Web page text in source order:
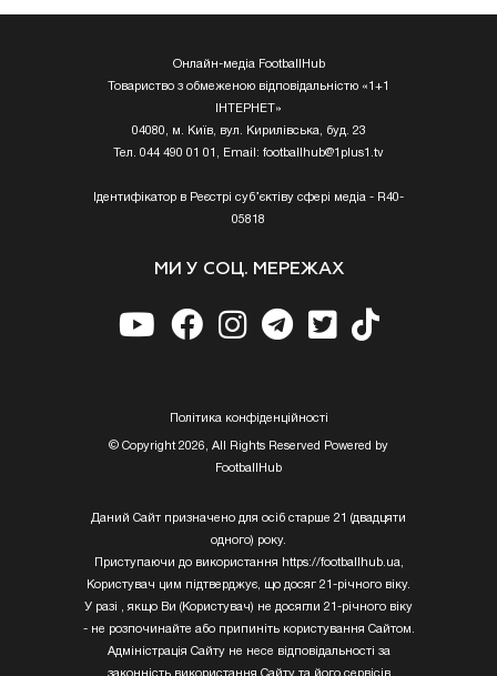
Онлайн-медіа FootballHub
Товариство з обмеженою відповідальністю «1+1
ІНТЕРНЕТ»
04080, м. Київ, вул. Кирилівська, буд. 23
Тел. 044 490 01 01, Email: footballhub@1plus1.tv
Ідентифікатор в Реєстрі суб’єктіву сфері медіа - R40-
05818
МИ У СОЦ. МЕРЕЖАХ
Полiтика конфiденцiйностi
© Copyright 2026, All Rights Reserved Powered by
FootballHub
Даний Сайт призначено для осіб старше 21 (двадцяти
одного) року.
Приступаючи до використання https://footballhub.ua,
Користувач цим підтверджує, що досяг 21-річного віку.
У разі , якщо Ви (Користувач) не досягли 21-річного віку
- не розпочинайте або припиніть користування Сайтом.
Адміністрація Сайту не несе відповідальності за